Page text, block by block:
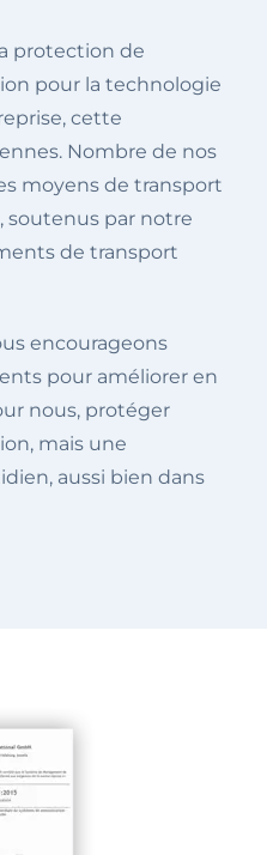
protection de
pour la technologie
cette
Nombre de nos
moyens de transport
soutenus par notre
de transport
encourageons
pour améliorer en
nous, protéger
mais une
aussi bien dans